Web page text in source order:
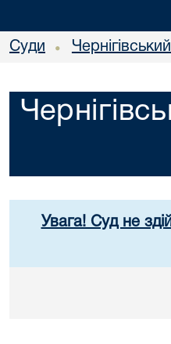
Суди •
Увага! Суд не